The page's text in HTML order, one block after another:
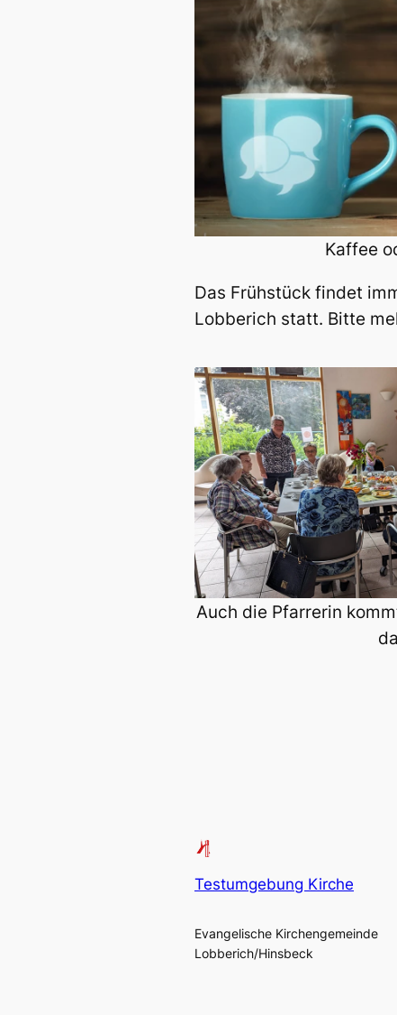
Kaffee
Das Frühstück findet
Lobberich statt. Bitte
Auch die Pfarrerin
Testumgebung Kirche
Evangelische Kirchengemeinde
Lobberich/Hinsbeck